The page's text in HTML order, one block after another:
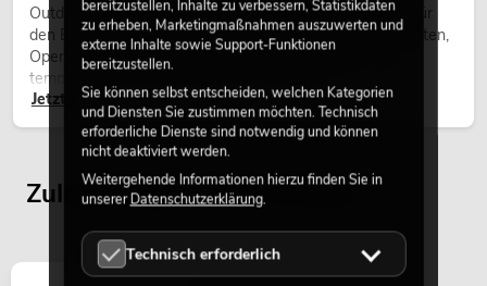
OMNITRONIC DD-2520 USB-
Plattenspieler sw
No. 10603060Artikel nicht mehr verfügbar
Outdoor Moving-Heads sind bewegliche Scheinwerfer für
den Einsatz im Freien. Sie werden bei Festivals, Stadtfesten,
Open-Air-Konzerten, Architekturinszenierungen und
temporären Außeninstallationen eingesetzt.
Jetzt lesen
Zuletzt angesehene Artikel
bereitzustellen, Inhalte zu verbessern, Statistikdaten
zu erheben, Marketingmaßnahmen auszuwerten und
externe Inhalte sowie Support-Funktionen
bereitzustellen.
Sie können selbst entscheiden, welchen Kategorien
und Diensten Sie zustimmen möchten. Technisch
erforderliche Dienste sind notwendig und können
nicht deaktiviert werden.
Weitergehende Informationen hierzu finden Sie in
unsererDatenschutzerklärung.
Technisch erforderlich